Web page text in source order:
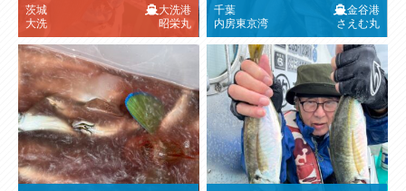
茨城
大洗
大洗港
昭栄丸
千葉
内房東京湾
金谷港
さえむ丸